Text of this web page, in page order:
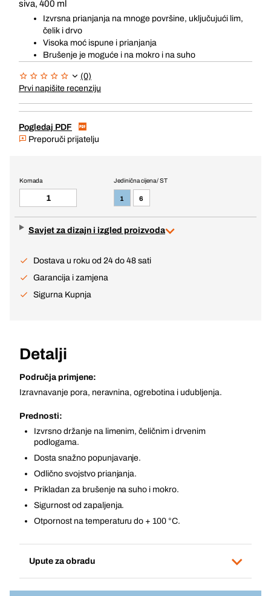
siva, 400 ml
Izvrsna prianjanja na mnoge površine, uključujući lim,
čelik i drvo
Visoka moć ispune i prianjanja
Brušenje je moguće i na mokro i na suho
(0)
Prvi napišite recenziju
Pogledaj PDF
Preporuči prijatelju
Jedinična cijena / ST
1 6
Komada
Savjet za dizajn i izgled proizvoda
Dostava u roku od 24 do 48 sati
Garancija i zamjena
Sigurna Kupnja
Detalji
Područja primjene:
Izravnavanje pora, neravnina, ogrebotina i udubljenja.
Prednosti:
Izvrsno držanje na limenim, čeličnim i drvenim
podlogama.
Dosta snažno popunjavanje.
Odlično svojstvo prianjanja.
Prikladan za brušenje na suho i mokro.
Sigurnost od zapaljenja.
Otpornost na temperaturu do + 100 °C.
Upute za obradu